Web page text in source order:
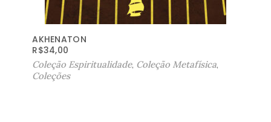
AKHENATON
R$34,00
Coleção Espiritualidade, Coleção Metafísica,
Coleções